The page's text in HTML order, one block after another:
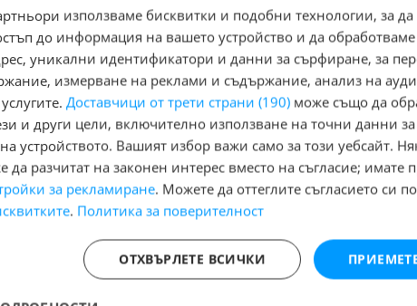
НОВА ОБЯВА
октомври 2014 г.
Катализатор за dacia dokker 1. 6i 2014г.
AUTOSIAKS
обл. Кюстендил, гр. Кюстендил
Катализатор DACIA DOKKER 2016 1.2
използваме бисквитки и подобни технологии, за
до информация на вашето устройство и да
уникални идентификатори и данни за сърфиране, за
измерване на реклами и съдържание, анализ на
Доставчици от трети страни (190) може също да
и други цели, включително използване на точни данни
устройството. Вашият избор важи само за този уебсайт.
да разчитат на законен интерес вместо на съгласие; имате
за рекламиране. Можете да оттеглите съгласието си
. Политика за поверителност
ОТХВЪРЛЕТЕ ВСИЧКИ